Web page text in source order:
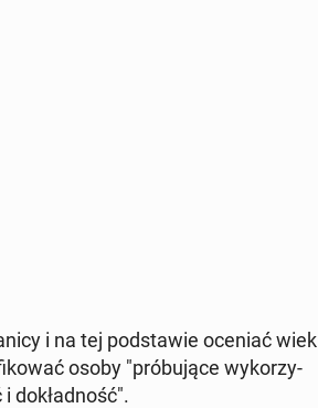
i na tej pod­sta­wie oceniać wiek
osoby "pró­bu­ją­ce wy­ko­rzy­
do­kład­ność".